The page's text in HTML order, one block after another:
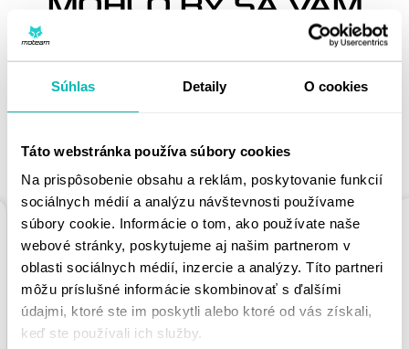
Súhlas Detaily O cookies
Táto webstránka používa súbory cookies
Na prispôsobenie obsahu a reklám, poskytovanie funkcií
sociálnych médií a analýzu návštevnosti používame
súbory cookie. Informácie o tom, ako používate naše
webové stránky, poskytujeme aj našim partnerom v
oblasti sociálnych médií, inzercie a analýzy. Títo partneri
môžu príslušné informácie skombinovať s ďalšími
údajmi, ktoré ste im poskytli alebo ktoré od vás získali,
keď ste používali ich služby.
MOHLO BY SA VÁM
PODOBNÉ PRODUKTY